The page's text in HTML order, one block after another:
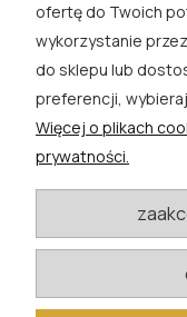
W razie pytań i
biuro@rosacwik.pl
ofertę do Twoich
wykorzystanie
do sklepu lub
preferencji,
Więcej o plikach
prywatności.